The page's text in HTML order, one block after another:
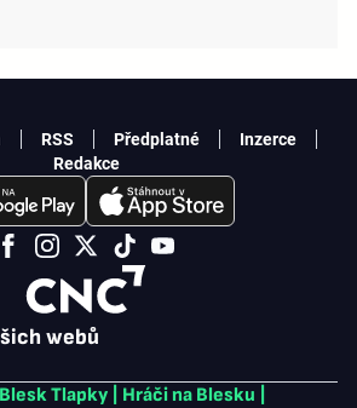
webů
Blesk Tlapky Hráči na Blesku
RSS Předplatné
Inzerce
Redakce